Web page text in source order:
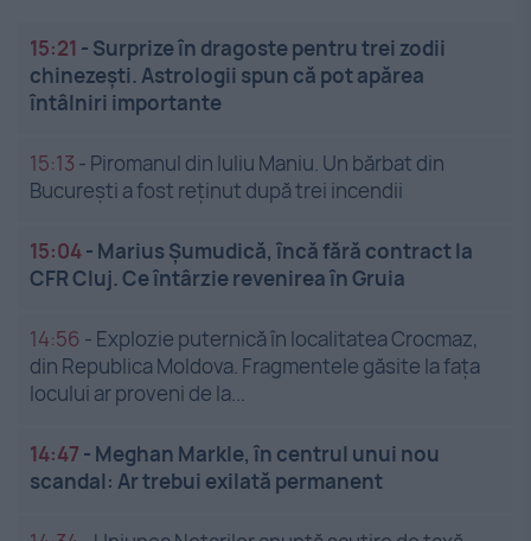
15:21 - Surprize în dragoste pentru trei zodii
chinezești. Astrologii spun că pot apărea
întâlniri importante
15:13 - Piromanul din Iuliu Maniu. Un bărbat din
București a fost reținut după trei incendii
15:04- Marius Șumudică, încă fără contract la
CFR Cluj. Ce întârzie revenirea în Gruia
14:56 - Explozie puternică în localitatea Crocmaz,
din Republica Moldova. Fragmentele găsite la fața
locului ar proveni de la...
14:47 - Meghan Markle, în centrul unui nou
scandal: Ar trebui exilată permanent